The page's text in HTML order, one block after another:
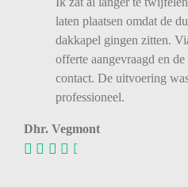
laten plaatsen omdat de
dakkapel gingen zitten.
offerte aangevraagd en
contact. De uitvoering
professioneel.
Dhr. Vegmont